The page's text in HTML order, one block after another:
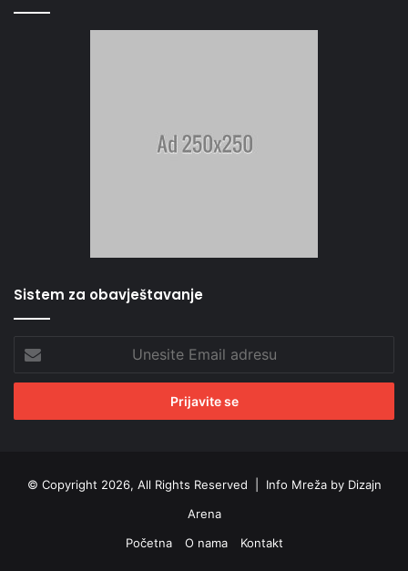
Sistem za obavještavanje
Email
adresu
© Copyright 2026, All Rights Reserved | Info Mreža by Dizajn
Arena
Početna
O nama Kontakt